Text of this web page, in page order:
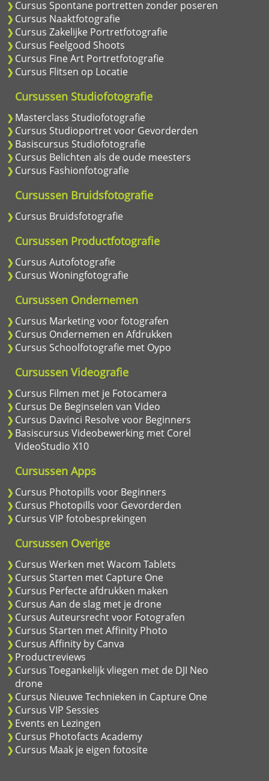
Cursus Spontane portretten zonder poseren
Cursus Naaktfotografie
Cursus Zakelijke Portretfotografie
Cursus Feelgood Shoots
Cursus Fine Art Portretfotografie
Cursus Flitsen op Locatie
Cursussen Studiofotografie
Masterclass Studiofotografie
Cursus Studioportret voor Gevorderden
Basiscursus Studiofotografie
Cursus Belichten als de oude meesters
Cursus Fashionfotografie
Cursussen Bruidsfotografie
Cursus Bruidsfotografie
Cursussen Productfotografie
Cursus Autofotografie
Cursus Woningfotografie
Cursussen Ondernemen
Cursus Marketing voor fotografen
Cursus Ondernemen en Afdrukken
Cursus Schoolfotografie met Oypo
Cursussen Videografie
Cursus Filmen met je Fotocamera
Cursus De Beginselen van Video
Cursus Davinci Resolve voor Beginners
Basiscursus Videobewerking met Corel
VideoStudio X10
Cursussen Apps
Cursus Photopills voor Beginners
Cursus Photopills voor Gevorderden
Cursus VIP fotobesprekingen
Cursussen Overige
Cursus Werken met Wacom Tablets
Cursus Starten met Capture One
Cursus Perfecte afdrukken maken
Cursus Aan de slag met je drone
Cursus Auteursrecht voor Fotografen
Cursus Starten met Affinity Photo
Cursus Affinity by Canva
Productreviews
Cursus Toegankelijk vliegen met de DJI Neo
drone
Cursus Nieuwe Technieken in Capture One
Cursus VIP Sessies
Events en Lezingen
Cursus Photofacts Academy
Cursus Maak je eigen fotosite